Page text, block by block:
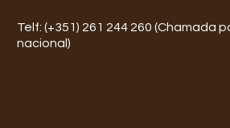
Telf: (+351) 261 244 260 (Chamada
nacional)